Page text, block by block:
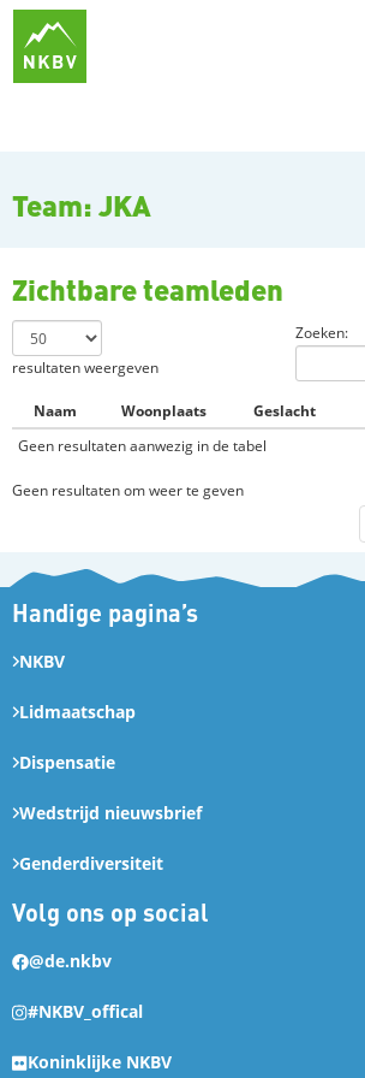
Team: JKA
Zichtbare teamleden
resultaten weergeven
Zoeken:
Naam Woonplaats Geslacht
Geen resultaten aanwezig in de tabel
Geen resultaten om weer te geven
Handige pagina’s
NKBV
Lidmaatschap
Dispensatie
Wedstrijd nieuwsbrief
Genderdiversiteit
Volg ons op social
@de.nkbv
#NKBV_offical
Koninklijke NKBV